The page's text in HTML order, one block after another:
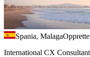
Spania, Malaga
International CX